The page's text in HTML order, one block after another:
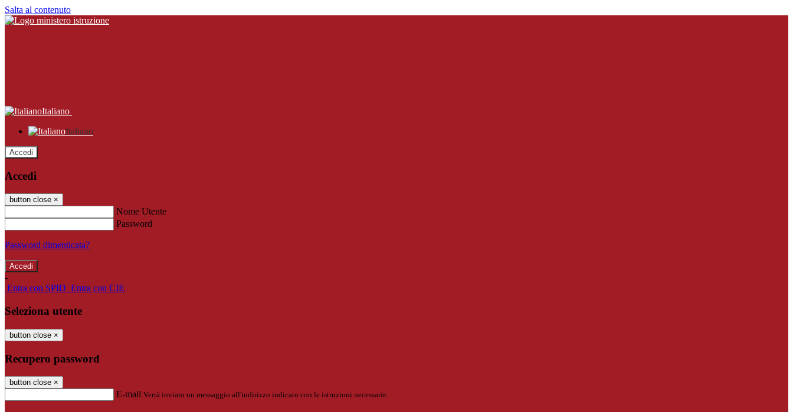
Salta al contenuto
Italiano
Italiano
Accedi
Accedi
button close ×
Nome Utente
Password
Password dimenticata?
-
Entra con SPID Entra con CIE
Seleziona utente
button close ×
Recupero password
button close ×
E-mail Verrà inviato un messaggio all'indirizzo indicato con le istruzioni necessarie.